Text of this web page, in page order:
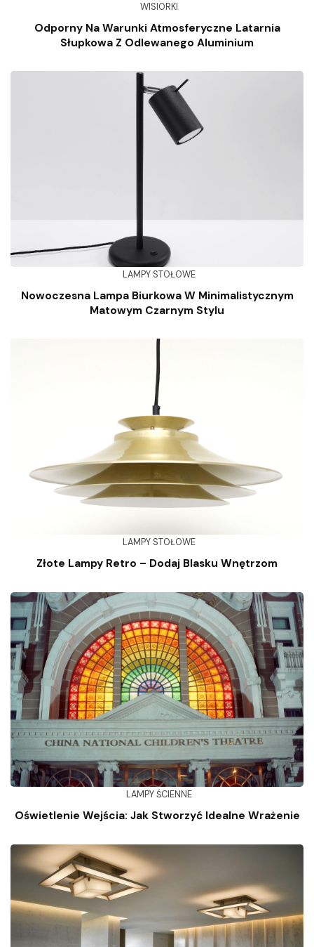
WISIORKI
Odporny Na Warunki Atmosferyczne Latarnia
Słupkowa Z Odlewanego Aluminium
LAMPY STOŁOWE
Nowoczesna Lampa Biurkowa W Minimalistycznym
Matowym Czarnym Stylu
LAMPY STOŁOWE
Złote Lampy Retro – Dodaj Blasku Wnętrzom
LAMPY ŚCIENNE
Oświetlenie Wejścia: Jak Stworzyć Idealne Wrażenie